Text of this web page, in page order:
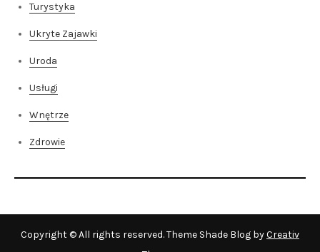
Turystyka
Ukryte Zajawki
Uroda
Usługi
Wnętrze
Zdrowie
Copyright © All rights reserved. Theme Shade Blog byCreativ